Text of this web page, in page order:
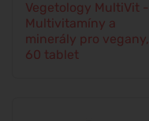
Vegetology MultiVit -
Multivitamíny a
minerály pro vegany,
60 tablet